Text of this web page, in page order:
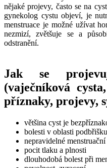
nějaké projevy, často se na
gynekolog cystu objeví, je
menstruace je možné užívat
nezmizí, zvětšuje se a
odstranění.
Jak se
(vaječníková
příznaky, projevy,
většina cyst je
bolesti v oblasti
nepravidelné
pocit tlaku a plnosti
dlouhodobá bolest při